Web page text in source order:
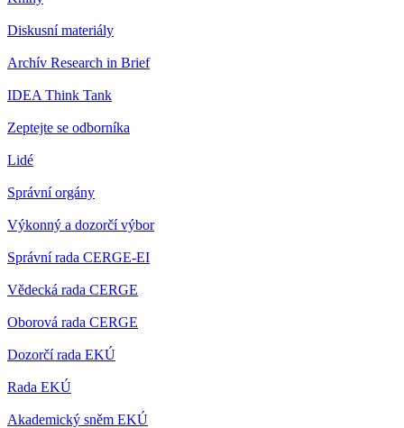
Diskusní materiály
Archív Research in Brief
IDEA Think Tank
Zeptejte se odborníka
Lidé
Správní orgány
Výkonný a dozorčí výbor
Správní rada CERGE-EI
Vědecká rada CERGE
Oborová rada CERGE
Dozorčí rada EKÚ
Rada EKÚ
Akademický sněm EKÚ